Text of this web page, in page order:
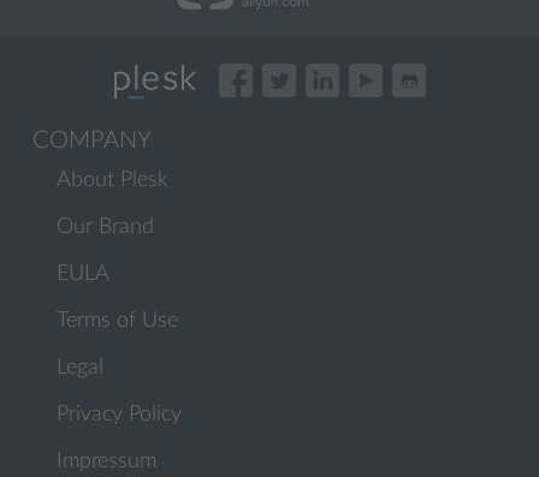
COMPANY
About Plesk
Our Brand
EULA
Terms of Use
Legal
Privacy Policy
Impressum